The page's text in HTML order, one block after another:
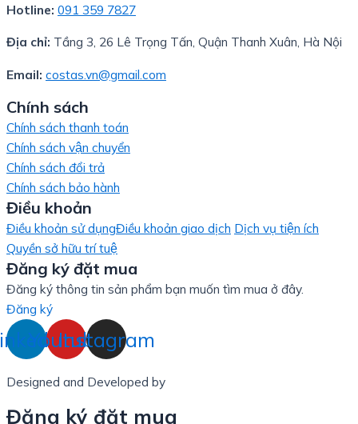
Hotline: 091 359 7827
Địa chỉ: Tầng 3, 26 Lê Trọng Tấn, Quận Thanh Xuân, Hà Nội
Email: costas.vn@gmail.com
Chính sách
Chính sách thanh toán
Chính sách vận chuyển
Chính sách đổi trả
Chính sách bảo hành
Điều khoản
Điều khoản sử dụngĐiều khoản giao dịch Dịch vụ tiện ích
Quyền sở hữu trí tuệ
Đăng ký đặt mua
Đăng ký thông tin sản phẩm bạn muốn tìm mua ở đây.
Đăng ký
Youtube
Instagram
Designed and Developed by
Đăng ký đặt mua